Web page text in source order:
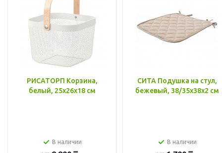
РИСАТОРП Корзина,
белый, 25x26x18 см
В наличии
СИТА Подушка на стул,
бежевый, 38/35x38x2 см
В наличии